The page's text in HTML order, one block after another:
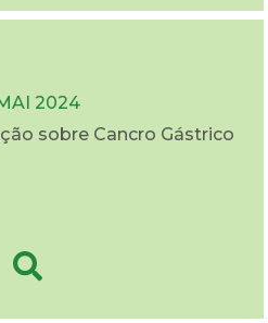
2024
sobre Cancro Gástrico